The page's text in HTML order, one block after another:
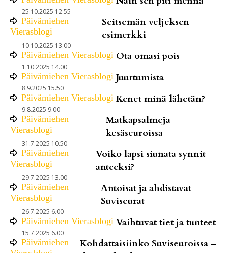
25.10.2025 12.55
Päivämiehen
Vierasblogi
Seitsemän veljeksen
esimerkki
10.10.2025 13.00
Päivämiehen Vierasblogi Ota omasi pois
1.10.2025 14.00
Päivämiehen Vierasblogi Juurtumista
8.9.2025 15.50
Päivämiehen Vierasblogi Kenet minä lähetän?
9.8.2025 9.00
Päivämiehen
Vierasblogi
Matkapsalmeja
kesäseuroissa
31.7.2025 10.50
Päivämiehen
Vierasblogi
Voiko lapsi siunata synnit
anteeksi?
29.7.2025 13.00
Päivämiehen
Vierasblogi
Antoisat ja ahdistavat
Suviseurat
26.7.2025 6.00
Päivämiehen Vierasblogi Vaihtuvat tiet ja tunteet
15.7.2025 6.00
Päivämiehen
Kohdattaisiinko Suviseuroissa –